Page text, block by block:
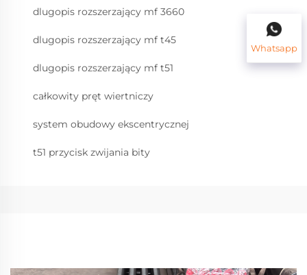
dlugopis rozszerzający mf 3660
dlugopis rozszerzający mf t45
dlugopis rozszerzający mf t51
całkowity pręt wiertniczy
system obudowy ekscentrycznej
t51 przycisk zwijania bity
Whatsapp